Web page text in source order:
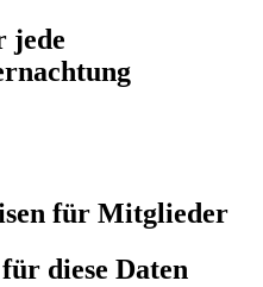
jede
für Mitglieder
diese Daten